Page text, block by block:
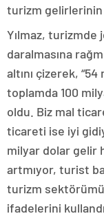
turizm
Yılmaz,
daralmasına
altını çizerek,
toplamda 100
oldu. Biz mal
ticareti ise iyi
milyar dolar gelir
artmıyor, turist
turizm
ifadelerini kullandı.